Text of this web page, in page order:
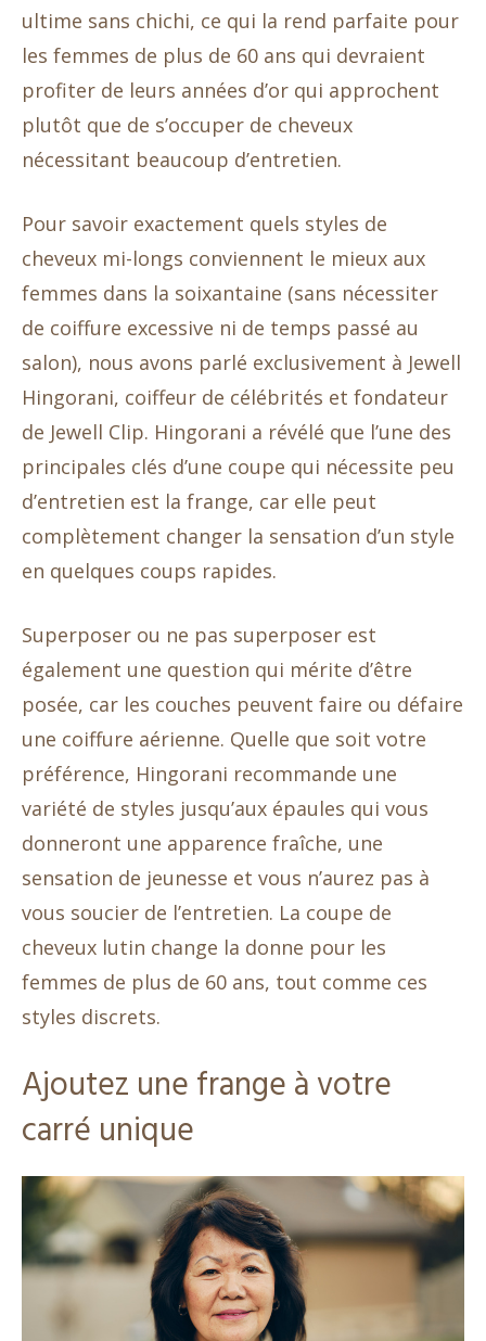
ultime sans chichi, ce qui la rend parfaite pour
les femmes de plus de 60 ans qui devraient
profiter de leurs années d’or qui approchent
plutôt que de s’occuper de cheveux
nécessitant beaucoup d’entretien.
Pour savoir exactement quels styles de
cheveux mi-longs conviennent le mieux aux
femmes dans la soixantaine (sans nécessiter
de coiffure excessive ni de temps passé au
salon), nous avons parlé exclusivement à Jewell
Hingorani, coiffeur de célébrités et fondateur
de Jewell Clip. Hingorani a révélé que l’une des
principales clés d’une coupe qui nécessite peu
d’entretien est la frange, car elle peut
complètement changer la sensation d’un style
en quelques coups rapides.
Superposer ou ne pas superposer est
également une question qui mérite d’être
posée, car les couches peuvent faire ou défaire
une coiffure aérienne. Quelle que soit votre
préférence, Hingorani recommande une
variété de styles jusqu’aux épaules qui vous
donneront une apparence fraîche, une
sensation de jeunesse et vous n’aurez pas à
vous soucier de l’entretien. La coupe de
cheveux lutin change la donne pour les
femmes de plus de 60 ans, tout comme ces
styles discrets.
Ajoutez une frange à votre
carré unique